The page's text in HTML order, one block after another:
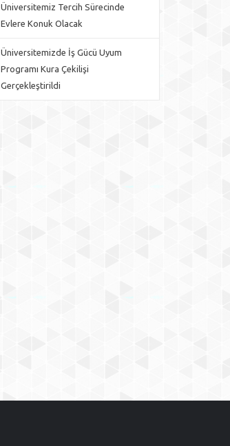
Üniversitemiz Tercih Sürecinde
Evlere Konuk Olacak
Üniversitemizde İş Gücü Uyum
Programı Kura Çekilişi
Gerçekleştirildi